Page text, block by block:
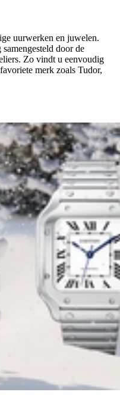
uurwerken en juwelen.
door de
Zo vindt u eenvoudig
merk zoals Tudor,